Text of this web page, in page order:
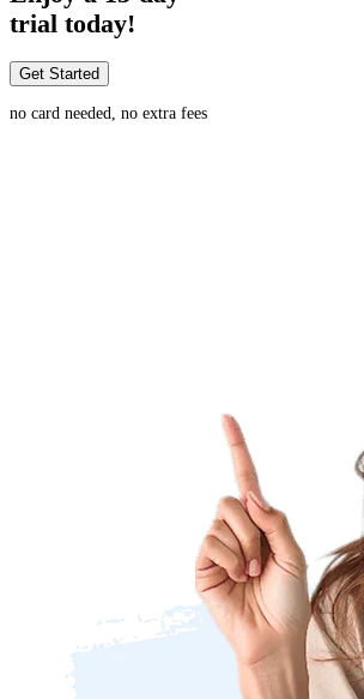
trial today!
Get Started
no card needed, no extra fees